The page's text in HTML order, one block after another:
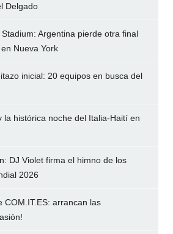
Delgado
Argentina pierde otra final
Nueva York
inicial: 20 equipos en busca del
la histórica noche del Italia-Haití en
DJ Violet firma el himno de los
2026
COM.IT.ES: arrancan las